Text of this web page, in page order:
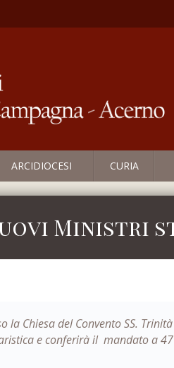
ARCIDIOCESI CURIA
Ministri
la Chiesa del Convento SS.
e conferirà il mandato a